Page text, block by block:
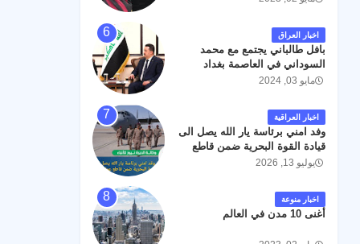
اخبار العراق
بافل طالباني يجتمع مع محمد
السوداني في العاصمة بغداد
مايو 03, 2024
اخبار العراقية
وفد امني برئاسة يار الله يصل الى
قيادة القوة البحرية ضمن قاطع
عمليات البصرة .
يوليو 13, 2026
اخبار منوعة
أغنى 10 مدن في العالم